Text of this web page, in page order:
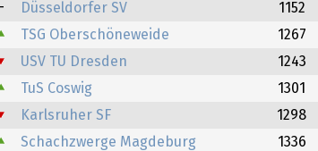
Düsseldorfer SV 1152
TSG Oberschöneweide 1267
USV TU Dresden 1243
TuS Coswig 1301
Karlsruher SF 1298
Schachzwerge Magdeburg 1336